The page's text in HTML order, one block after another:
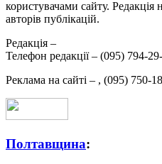
користувачами сайту. Редакція
авторів публікацій.
Редакція –
Телефон редакції – (095) 794-
Реклама на сайті – , (095) 750-
Полтавщина: